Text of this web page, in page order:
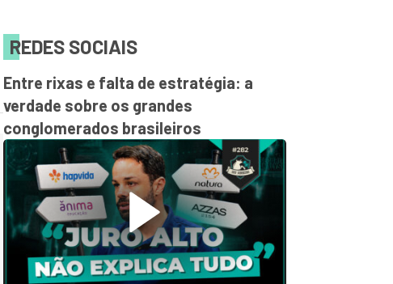
REDES SOCIAIS
Entre rixas e falta de estratégia: a
verdade sobre os grandes
conglomerados brasileiros